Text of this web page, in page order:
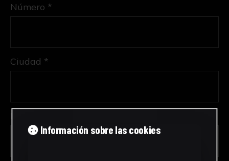
Número *
Ciudad *
Información sobre las cookies